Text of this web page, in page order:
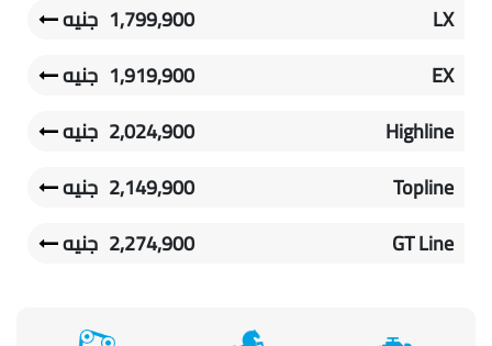
LX
1,799,900 جنيه
EX
1,919,900 جنيه
Highline
2,024,900 جنيه
Topline
2,149,900 جنيه
GT Line
2,274,900 جنيه